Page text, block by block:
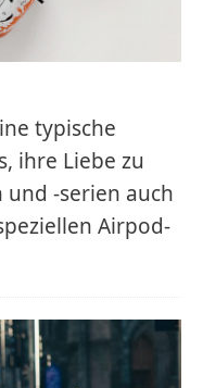
typische
ihre Liebe zu
-serien auch
Airpod-